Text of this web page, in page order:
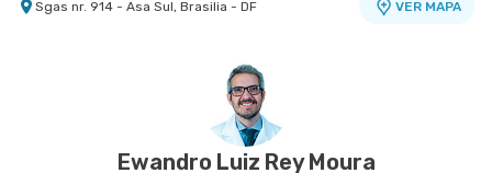
Sgas nr. 914 - Asa Sul, Brasilia - DF VER MAPA
Ewandro Luiz Rey Moura